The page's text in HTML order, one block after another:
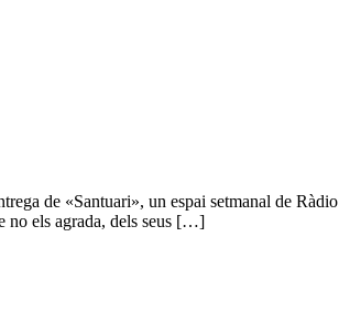
de «Santuari», un espai setmanal de
no els agrada, dels seus […]